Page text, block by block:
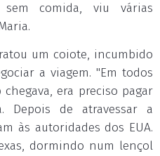
comida, viu várias
um coiote, incumbido
a viagem. "Em todos
era preciso pagar
Depois de atravessar a
às autoridades dos EUA.
dormindo num lençol